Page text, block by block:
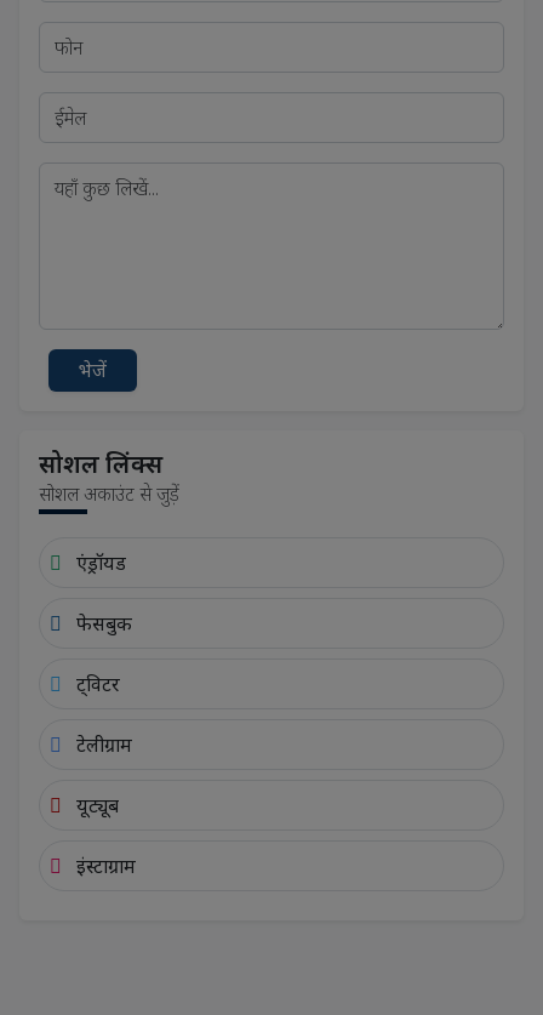
भेजें
सोशल लिंक्स
सोशल अकाउंट से जुड़ें
एंड्रॉयड
फेसबुक
ट्विटर
टेलीग्राम
यूट्यूब
इंस्टाग्राम